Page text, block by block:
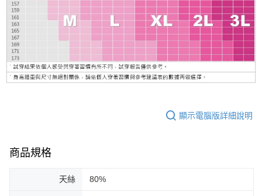
顯示電腦版詳細說明
商品規格
天絲 80%